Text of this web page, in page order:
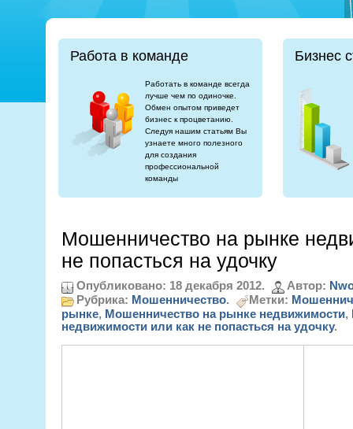
Работа в команде
Работать в команде всегда
лучше чем по одиночке.
Обмен опытом приведет
бизнес к процветанию.
Следуя нашим статьям Вы
узнаете много полезного
для создания
профессиональной
команды
Бизнес
Мошенничество на рынке
не попасться на удочку
Опубликовано: 18 декабря 2012. Автор:
Рубрика: Мошенничество. Метки:
рынке, Мошенничество на рынке недвижимости,
недвижимости или как не попасться на удочку.